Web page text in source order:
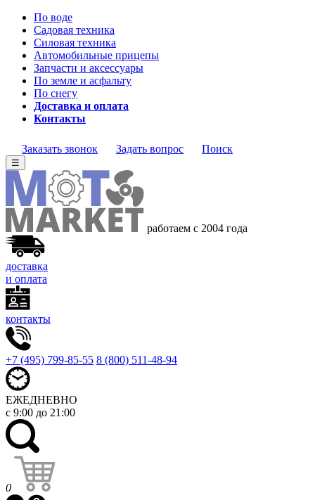
По воде
Садовая техника
Силовая техника
Автомобильные прицепы
Запчасти и аксессуары
По земле и асфальту
По снегу
Доставка и оплата
Контакты
Заказать звонок Задать вопрос Поиск
☰
работаем с 2004 года
доставка
и оплата
контакты
+7 (495) 799-85-55 8 (800) 511-48-94
ЕЖЕДНЕВНО
с 9:00 до 21:00
0